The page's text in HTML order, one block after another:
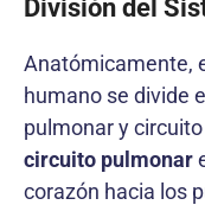
División del
Anatómicamente,
humano se divide
pulmonar y
circuito pulmonar
corazón hacia los